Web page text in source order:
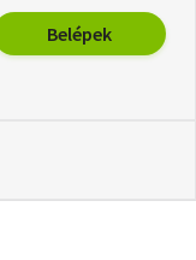
Belépek